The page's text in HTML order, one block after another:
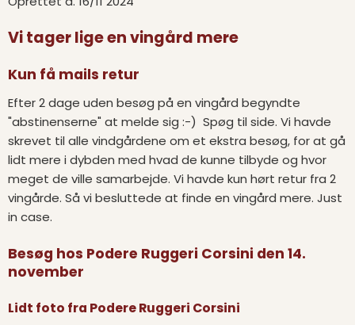
Vi tager lige en vingård mere
Kun få mails retur
Efter 2 dage uden besøg på en vingård begyndte
"abstinenserne" at melde sig :-) Spøg til side. Vi havde
skrevet til alle vindgårdene om et ekstra besøg, for at gå
lidt mere i dybden med hvad de kunne tilbyde og hvor
meget de ville samarbejde. Vi havde kun hørt retur fra 2
vingårde. Så vi besluttede at finde en vingård mere. Just
in case.
Besøg hos Podere Ruggeri Corsini den 14.
november
Lidt foto fra Podere Ruggeri Corsini